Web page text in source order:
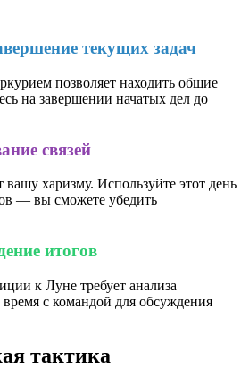
текущих задач
позволяет находить общие
на завершении начатых дел до
связей
харизму. Используйте этот день
— вы сможете убедить
итогов
к Луне требует анализа
время с командой для обсуждения
тактика